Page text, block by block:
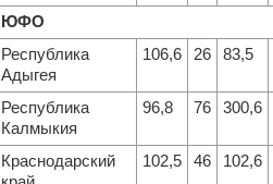
ЮФО
Республика
Адыгея
106,6 26 83,5
Республика
Калмыкия
96,8 76 300,6
Краснодарский
102,5 46 102,6